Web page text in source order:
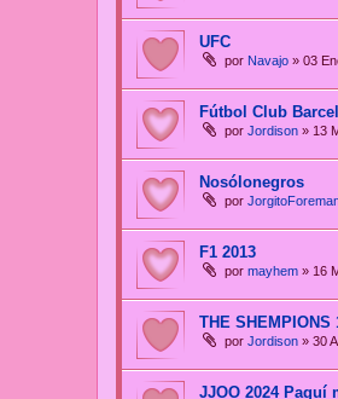
UFC
por Navajo » 03
Fútbol Club
por Jordison » 13
Nosólonegros
por
F1 2013
por mayhem » 16
THE SHEMPIONS
por Jordison » 30
JJOO 2024 Paguí